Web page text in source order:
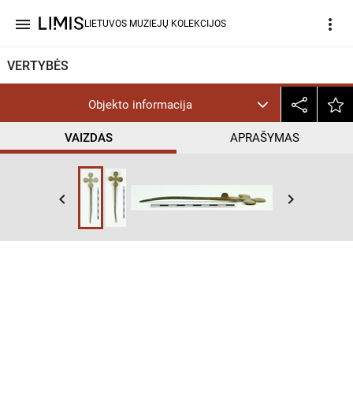
menu LIETUVOS MUZIEJŲ KOLEKCIJOS more_vert
VERTYBĖS
Objekto informacija
VAIZDAS APRAŠYMAS
keyboard_arrow_left keyboard_arrow_right